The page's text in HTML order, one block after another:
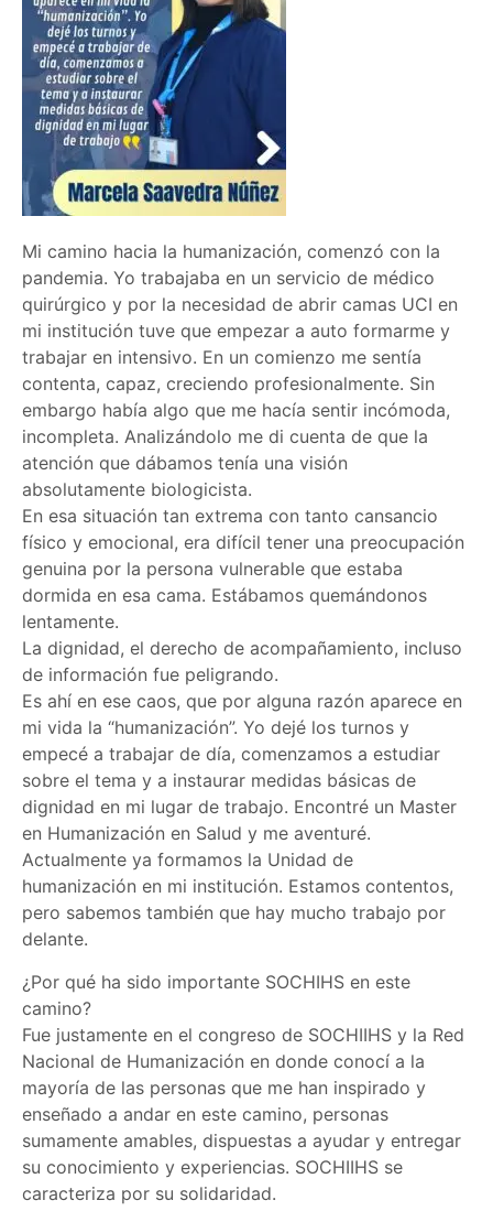
Mi camino hacia la humanización, comenzó con la
pandemia. Yo trabajaba en un servicio de médico
quirúrgico y por la necesidad de abrir camas UCI en
mi institución tuve que empezar a auto formarme y
trabajar en intensivo. En un comienzo me sentía
contenta, capaz, creciendo profesionalmente. Sin
embargo había algo que me hacía sentir incómoda,
incompleta. Analizándolo me di cuenta de que la
atención que dábamos tenía una visión
absolutamente biologicista.
En esa situación tan extrema con tanto cansancio
físico y emocional, era difícil tener una preocupación
genuina por la persona vulnerable que estaba
dormida en esa cama. Estábamos quemándonos
lentamente.
La dignidad, el derecho de acompañamiento, incluso
de información fue peligrando.
Es ahí en ese caos, que por alguna razón aparece en
mi vida la “humanización”. Yo dejé los turnos y
empecé a trabajar de día, comenzamos a estudiar
sobre el tema y a instaurar medidas básicas de
dignidad en mi lugar de trabajo. Encontré un Master
en Humanización en Salud y me aventuré.
Actualmente ya formamos la Unidad de
humanización en mi institución. Estamos contentos,
pero sabemos también que hay mucho trabajo por
delante.
¿Por qué ha sido importante SOCHIHS en este
camino?
Fue justamente en el congreso de SOCHIIHS y la Red
Nacional de Humanización en donde conocí a la
mayoría de las personas que me han inspirado y
enseñado a andar en este camino, personas
sumamente amables, dispuestas a ayudar y entregar
su conocimiento y experiencias. SOCHIIHS se
caracteriza por su solidaridad.